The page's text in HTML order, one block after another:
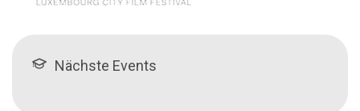
Nächste Events